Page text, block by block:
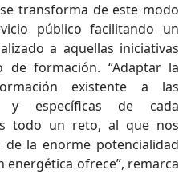
transforma de este modo
público facilitando un
a aquellas iniciativas
de formación. “Adaptar la
existente a las
y específicas de cada
todo un reto, al que nos
de la enorme potencialidad
ofrece”, remarca